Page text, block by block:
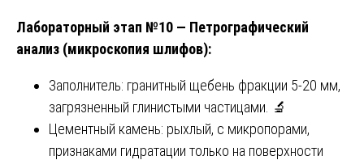
Лабораторный этап №10 — Петрографический
анализ (микроскопия шлифов):
Заполнитель: гранитный щебень фракции 5-20 мм,
загрязненный глинистыми частицами. 🔬
Цементный камень: рыхлый, с микропорами,
признаками гидратации только на поверхности